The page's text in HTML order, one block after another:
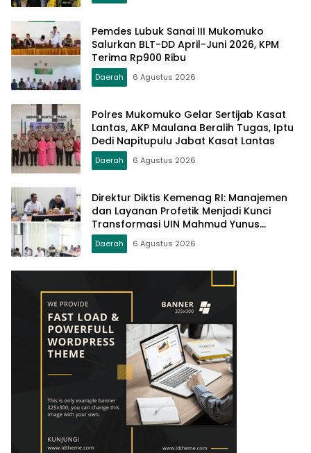
Pemdes Lubuk Sanai III Mukomuko
Salurkan BLT-DD April-Juni 2026, KPM
Terima Rp900 Ribu
Daerah 6 Agustus 2026
Polres Mukomuko Gelar Sertijab Kasat
Lantas, AKP Maulana Beralih Tugas, Iptu
Dedi Napitupulu Jabat Kasat Lantas
Daerah 6 Agustus 2026
Direktur Diktis Kemenag RI: Manajemen
dan Layanan Profetik Menjadi Kunci
Transformasi UIN Mahmud Yunus
Batusangkar Menjadi Kampus
Bereputasi Global
Daerah 6 Agustus 2026